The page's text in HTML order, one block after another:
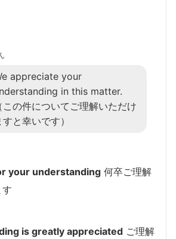
appreciate your
in this matter.
（この件についてご理解いただけ
すと幸いです）
your understanding 何卒ご理解
is greatly appreciated ご理解